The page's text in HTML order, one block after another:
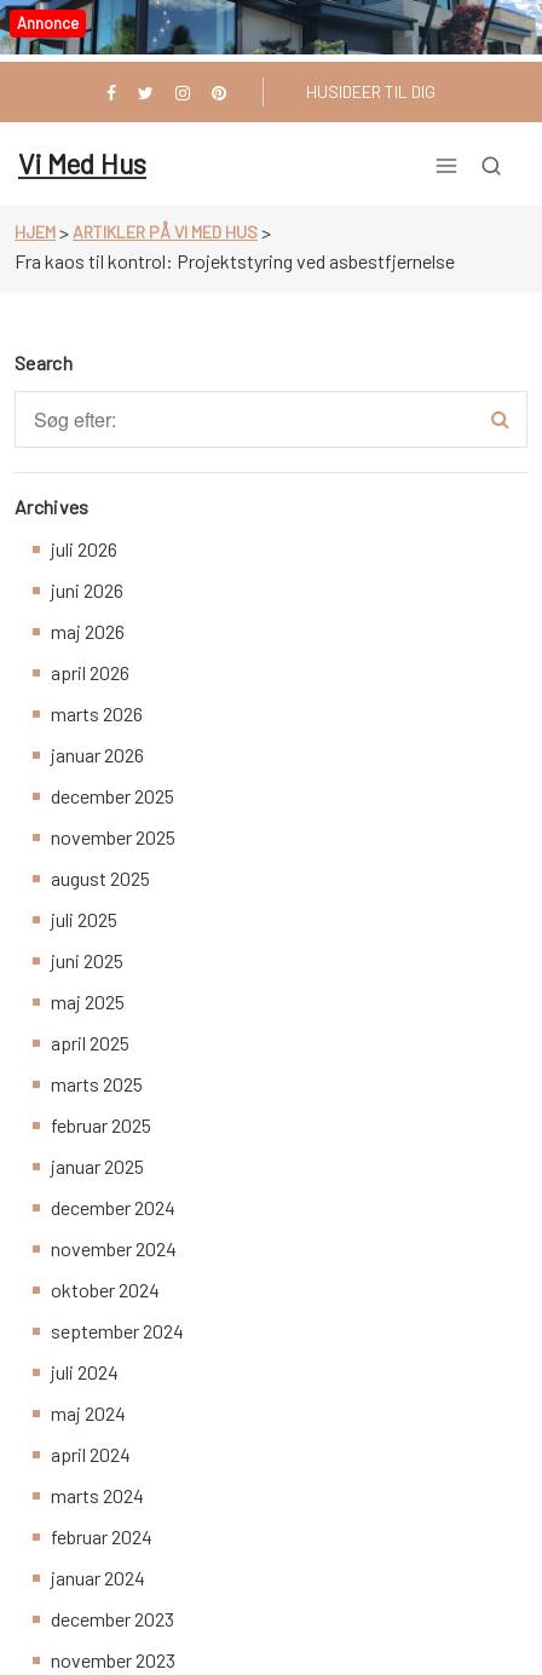
Videre
til
Annonce
HUSIDEER TIL DIG
Vi Med Hus
HJEM> ARTIKLER PÅ VI MED HUS>
Fra kaos til kontrol: Projektstyring ved asbestfjernelse
Search
Archives
juli 2026
juni 2026
maj 2026
april 2026
marts 2026
januar 2026
december 2025
november 2025
august 2025
juli 2025
juni 2025
maj 2025
april 2025
marts 2025
februar 2025
januar 2025
december 2024
november 2024
oktober 2024
september 2024
juli 2024
maj 2024
april 2024
marts 2024
februar 2024
januar 2024
december 2023
november 2023